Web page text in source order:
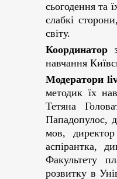
сьогодення та
слабкі
світу.
Координатор
навчання
Модератори
методик їх
Тетяна
Пападопулос,
мов,
аспірантка,
Факультету
розвитку в